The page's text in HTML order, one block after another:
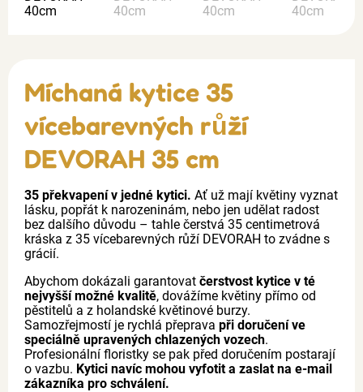
Míchaná kytice 35
vícebarevných růží
DEVORAH 35 cm
35 překvapení v jedné kytici. Ať už mají květiny vyznat
lásku, popřát k narozeninám, nebo jen udělat radost
bez dalšího důvodu – tahle čerstvá 35 centimetrová
kráska z 35 vícebarevných růží DEVORAH to zvádne s
grácií.
Abychom dokázali garantovat čerstvost kytice v té
nejvyšší možné kvalitě, dovážíme květiny přímo od
pěstitelů a z holandské květinové burzy.
Samozřejmostí je rychlá přeprava při doručení ve
speciálně upravených chlazených vozech.
Profesionální floristky se pak před doručením postarají
o vazbu. Kytici navíc mohou vyfotit a zaslat na e-mail
zákazníka pro schválení.